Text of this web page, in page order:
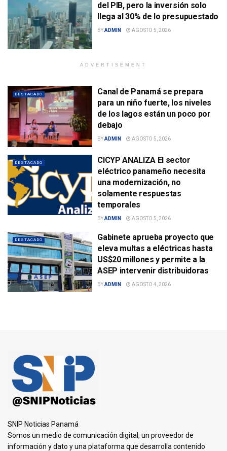
del PIB, pero la inversión solo
llega al 30% de lo presupuestado
BYADMIN AGOSTO 5, 2026
ADVERTISEMENT
DESTACADO
Canal de Panamá se prepara
para un niño fuerte, los niveles
de los lagos están un poco por
debajo
BYADMIN AGOSTO 5, 2026
DESTACADO
CICYP ANALIZA El sector
eléctrico panameño necesita
una modernización, no
solamente respuestas
temporales
BYADMIN AGOSTO 5, 2026
DESTACADO
Gabinete aprueba proyecto que
eleva multas a eléctricas hasta
US$20 millones y permite a la
ASEP intervenir distribuidoras
BYADMIN AGOSTO 4, 2026
SNIP Noticias Panamá
Somos un medio de comunicación digital, un proveedor de
información y dato y una plataforma que desarrolla contenido